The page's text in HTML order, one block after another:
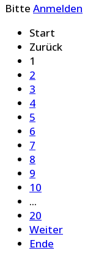
Bitte Anmelden
Start
Zurück
1
2
3
4
5
6
7
8
9
10
...
20
Weiter
Ende